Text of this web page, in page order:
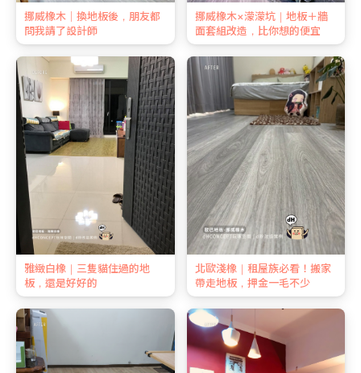
挪威橡木｜換地板後，朋友都
問我請了設計師
挪威橡木×濛濛坑｜地板＋牆
面套組改造，比你想的便宜
雅緻白橡｜三隻貓住過的地
板，還是好好的
北歐淺橡｜租屋族必看！搬家
帶走地板，押金一毛不少